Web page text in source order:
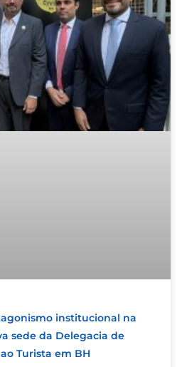
institucional na
sede da Delegacia de
Turista em BH